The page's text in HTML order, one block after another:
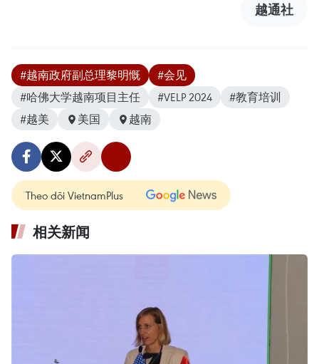
越通社
#越南政府副总理黎明慨
#会见
#哈佛大学越南项目主任
#VELP 2024
#教育培训
#越美
美国 越南
Theo dõi VietnamPlus
相关新闻